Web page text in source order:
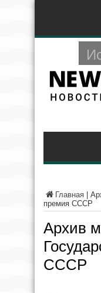
Главная
премия СССР
Архив
СССР